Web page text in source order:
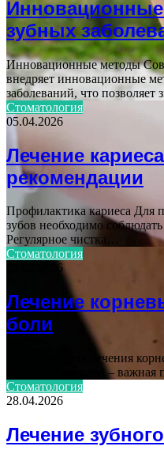
зубных
Инновационные методы
внедряет инновационные
заболеваний, что
Стоматология
05.04.2026
Лечение
рекомендации
Профилактика кариеса Для
зубов необходимо
Регулярное чистка…
Стоматология
20.02.2026
Лечение
боли
Преимущества лечения
корневых каналов – важная
Стоматология
28.04.2026
Лечение